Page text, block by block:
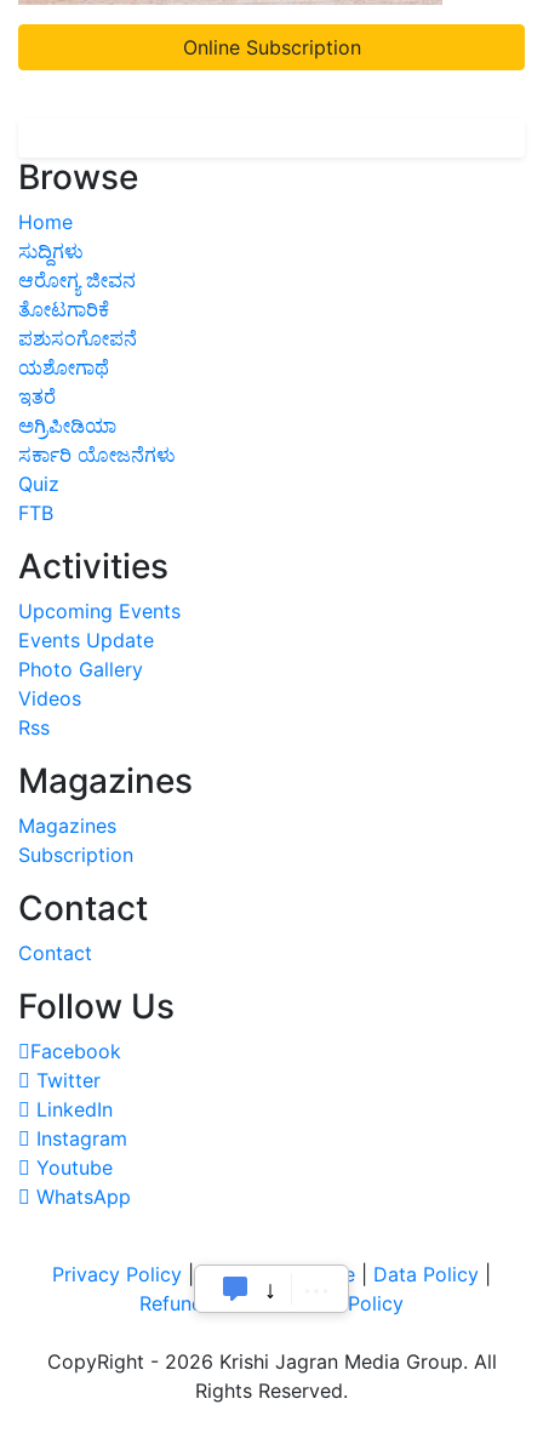
Online Subscription
Browse
Home
ಸುದ್ದಿಗಳು
ಆರೋಗ್ಯ ಜೀವನ
ತೋಟಗಾರಿಕೆ
ಪಶುಸಂಗೋಪನೆ
ಯಶೋಗಾಥೆ
ಇತರೆ
ಅಗ್ರಿಪೀಡಿಯಾ
ಸರ್ಕಾರಿ ಯೋಜನೆಗಳು
Quiz
FTB
Activities
Upcoming Events
Events Update
Photo Gallery
Videos
Rss
Magazines
Magazines
Subscription
Contact
Contact
Follow Us
Facebook
Twitter
LinkedIn
Instagram
Youtube
WhatsApp
Privacy Policy |Terms of Service Data Policy
Refund & Cancellation Policy
CopyRight - 2026 Krishi Jagran Media Group. All
Rights Reserved.